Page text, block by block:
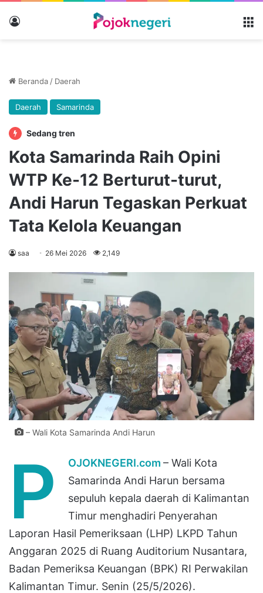
Beranda / Daerah
Daerah Samarinda
Sedang tren
Kota Samarinda Raih Opini
WTP Ke-12 Berturut-turut,
Andi Harun Tegaskan Perkuat
Tata Kelola Keuangan
saa 26 Mei 2026 2,149
– Wali Kota Samarinda Andi Harun
P OJOKNEGERI.com – Wali Kota
Samarinda Andi Harun bersama
sepuluh kepala daerah di Kalimantan
Timur menghadiri Penyerahan
Laporan Hasil Pemeriksaan (LHP) LKPD Tahun
Anggaran 2025 di Ruang Auditorium Nusantara,
Badan Pemeriksa Keuangan (BPK) RI Perwakilan
Kalimantan Timur. Senin (25/5/2026).